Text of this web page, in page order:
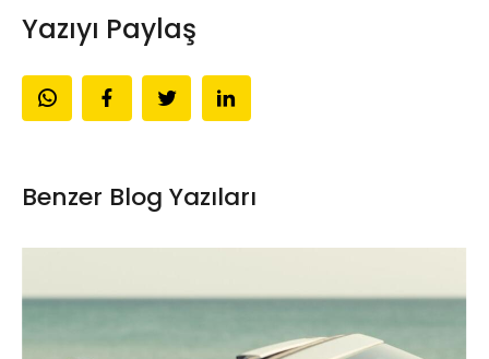
Yazıyı Paylaş
Benzer Blog Yazıları